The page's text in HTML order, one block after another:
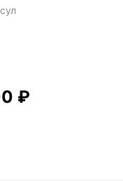
пищеварение
₽